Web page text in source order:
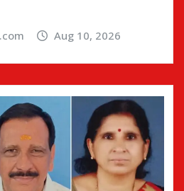
Aug 10, 2026